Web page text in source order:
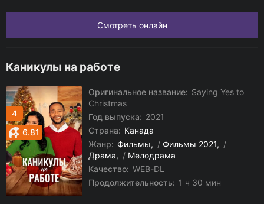
Смотреть онлайн
Каникулы на работе
4
6.81
Оригинальное название: Saying Yes to
Christmas
Год выпуска: 2021
Страна: Канада
Жанр: Фильмы / Фильмы 2021
/
Драма
/ Мелодрама
Качество: WEB-DL
Продолжительность: 1 ч 30 мин